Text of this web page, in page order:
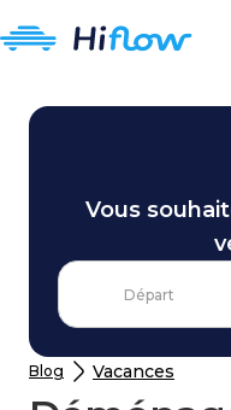
Blog Vacances
Vous